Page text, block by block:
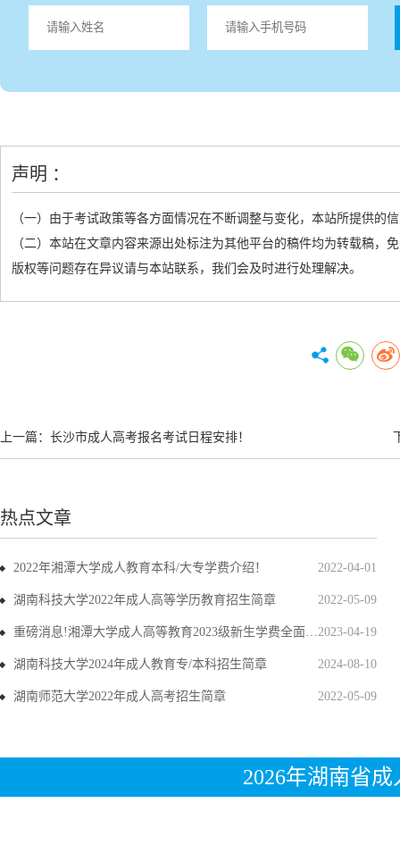
声明 ：
（一）由于考试政策等各方面情况在不断调整与变化，本站所提供的
（二）本站在文章内容来源出处标注为其他平台的稿件均为转载稿
版权等问题存在异议请与本站联系，我们会及时进行处理解决。
上一篇： 长沙市成人高考报名考试日程安排！
热点文章
2022-04-01
2022年湘潭大学成人教育本科/大专学费介绍！
2022-05-09
湖南科技大学2022年成人高等学历教育招生简章
2023-04-19
重磅消息!湘潭大学成人高等教育2023级新生学费全面上调
2024-08-10
湖南科技大学2024年成人教育专/本科招生简章
2022-05-09
湖南师范大学2022年成人高考招生简章
2026年湖南省